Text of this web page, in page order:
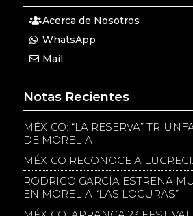
Acerca de Nosotros
WhatsApp
Mail
Notas Recientes
MÉXICO: “LA RESERVA”
DE MORELIA
MÉXICO RECONOCE A
RODRIGO GARCÍA ESTRENA
EN MORELIA “LAS LOCURAS”